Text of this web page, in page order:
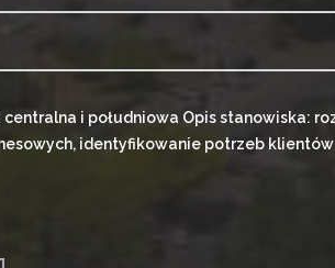
centralna i południowa Opis stanowiska:
identyfikowanie potrzeb